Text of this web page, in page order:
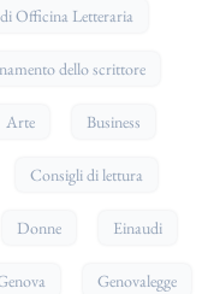
Officina Letteraria
dello scrittore
Arte Business
Consigli di lettura
Donne Einaudi
Genovalegge